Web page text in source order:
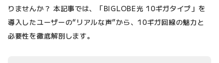
りませんか？ 本記事では、「BIGLOBE光 10ギガタイプ」を
導入したユーザーの“リアルな声”から、10ギガ回線の魅力と
必要性を徹底解剖します。